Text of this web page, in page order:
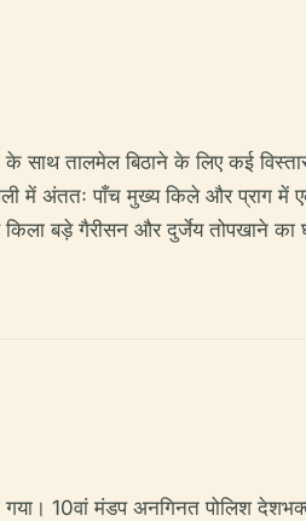
के साथ तालमेल बिठाने के लिए कई
में अंततः पाँच मुख्य किले और प्राग में
बड़े गैरीसन और दुर्जेय तोपखाने
गया। 10वां मंडप अनगिनत पोलिश